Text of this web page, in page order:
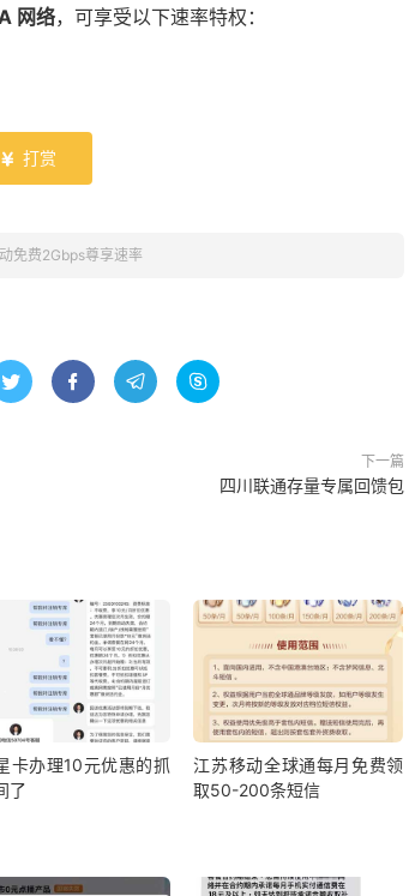
网络，可享受以下速率特权：
 打赏
免费2Gbps尊享速率
   
下一篇
四川联通存量专属回馈包
卡办理10元优惠的抓
了
江苏移动全球通每月免费领
取50-200条短信